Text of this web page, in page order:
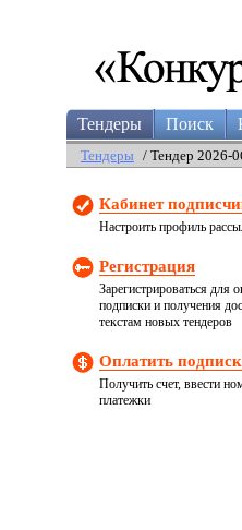
Тендеры Поиск
Тендеры / Тендер 2026-
Кабинет
Настроить профиль
Регистрация
Зарегистрироваться для
подписки и получения
текстам новых тендеров
Оплатить
Получить счет, ввести
платежки